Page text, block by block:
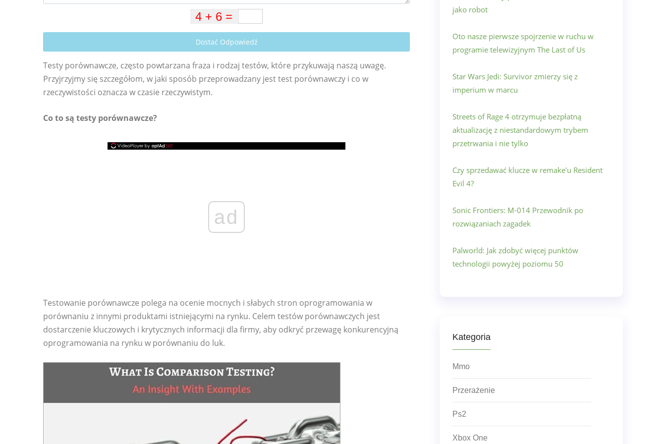
Dostać Odpowiedź
Testy porównawcze, często powtarzana fraza i rodzaj testów, które przykuwają naszą uwagę.
Przyjrzyjmy się szczegółom, w jaki sposób przeprowadzany jest test porównawczy i co w
rzeczywistości oznacza w czasie rzeczywistym.
Co to są testy porównawcze?
ad
Testowanie porównawcze polega na ocenie mocnych i słabych stron oprogramowania w
porównaniu z innymi produktami istniejącymi na rynku. Celem testów porównawczych jest
dostarczenie kluczowych i krytycznych informacji dla firmy, aby odkryć przewagę konkurencyjną
oprogramowania na rynku w porównaniu do luk.
jako robot
Oto nasze pierwsze spojrzenie w ruchu w
programie telewizyjnym The Last of Us
Star Wars Jedi: Survivor zmierzy się z
imperium w marcu
Streets of Rage 4 otrzymuje bezpłatną
aktualizację z niestandardowym trybem
przetrwania i nie tylko
Czy sprzedawać klucze w remake'u Resident
Evil 4?
Sonic Frontiers: M-014 Przewodnik po
rozwiązaniach zagadek
Palworld: Jak zdobyć więcej punktów
technologii powyżej poziomu 50
Kategoria
Mmo
Przerażenie
Ps2
Xbox One